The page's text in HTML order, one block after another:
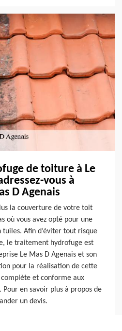
de toiture à Le
vous à
D Agenais
la couverture de votre toit
où vous avez opté pour une
Afin d’éviter tout risque
le traitement hydrofuge est
Le Mas D Agenais et son
pour la réalisation de cette
et conforme aux
Pour en savoir plus à propos de
un devis.